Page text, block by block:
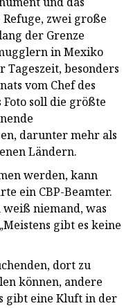
zwei große
der Grenze
in Mexiko
besonders
vom Chef des
soll die größte
darunter mehr als
Ländern.
werden, kann
ein CBP-Beamter.
weiß niemand, was
gibt es keine
dort zu
können, andere
gibt eine Kluft in der